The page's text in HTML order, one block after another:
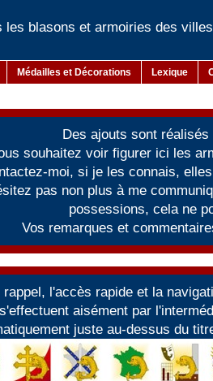
les blasons et armoiries des
Médailles et Décorations Lexique
Des ajouts sont
souhaitez voir figurer ici les
moi, si je les connais,
pas non plus à me
possessions, cela ne
Vos remarques et
rappel, l'accès rapide et la
s'effectuent aisément par
juste au-dessus du